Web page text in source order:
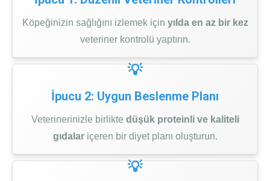
Köpeğinizin sağlığını izlemek için yılda en az bir kez
veteriner kontrolü yaptırın.
İpucu 2: Uygun Beslenme Planı
Veterinerinizle birlikte düşük proteinli ve kaliteli
gıdalariçeren bir diyet planı oluşturun.